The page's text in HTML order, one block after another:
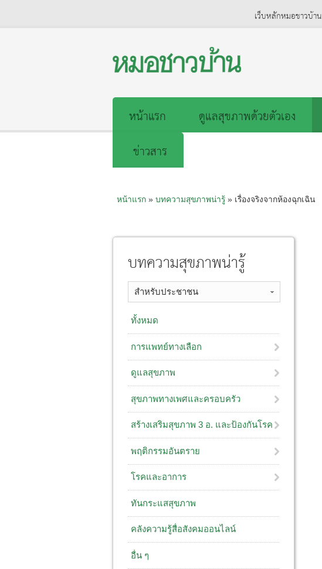
เว็บหลักหมอชาวบ้าน
หน้าแรก ดูแลสุขภาพด้วยตัวเอง
ข่าวสาร
หน้าแรก» บทความสุขภาพน่ารู้» เรื่องจริงจากห้องฉุกเฉิน
บทความสุขภาพน่ารู้
สำหรับประชาชน
ทั้งหมด
การแพทย์ทางเลือก
ดูแลสุขภาพ
สุขภาพทางเพศและครอบครัว
สร้างเสริมสุขภาพ 3 อ. ​และป้องกันโรค
พฤติกรรมอันตราย
โรคและอาการ
ทันกระแสสุขภาพ
คลังความรู้สื่อสังคมออนไลน์
อื่น ๆ